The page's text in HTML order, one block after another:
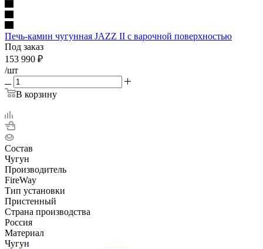
Печь-камин чугунная JAZZ II с варочной поверхностью
Под заказ
153 990 ₽
/шт
В корзину
Состав
Чугун
Производитель
FireWay
Тип установки
Пристенный
Страна производства
Россия
Материал
Чугун